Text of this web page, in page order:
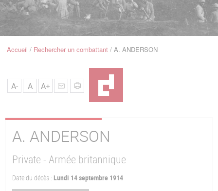
Navigation
FilAccueil Rechercher un combattant A. ANDERSON
A- A A+
A. ANDERSON
Private - Armée britannique
Date du décès : Lundi 14 septembre 1914